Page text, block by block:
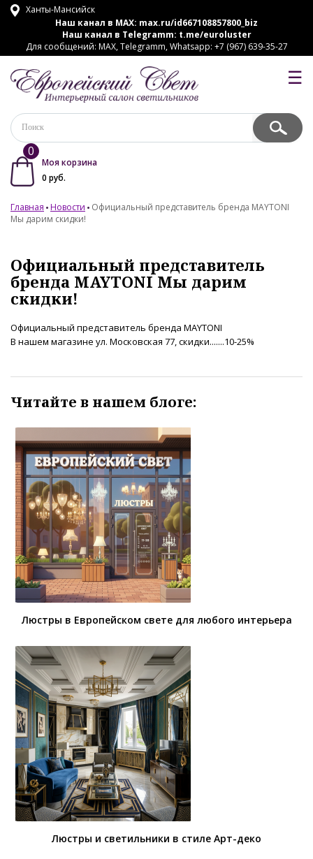
Ханты-Мансийск
Наш канал в MAX: max.ru/id667108857800_biz
Наш канал в Telegramm: t.me/euroluster
Для сообщений: MAX, Telegramm, Whatsapp: +7 (967) 639-35-27
☰
0
Моя корзина
0 руб.
Главная Новости
Официальный представитель бренда MAYTONI
Мы дарим скидки!
Официальный представитель
бренда MAYTONI Мы дарим
скидки!
Официальный представитель бренда MAYTONI
В нашем магазине ул. Московская 77, скидки.......10-25%
Читайте в нашем блоге:
Люстры в Европейском свете для любого интерьера
Люстры и светильники в стиле Арт-деко